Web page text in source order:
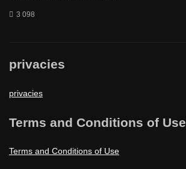
3 098
privacies
privacies
Terms and Conditions of Use
Terms and Conditions of Use